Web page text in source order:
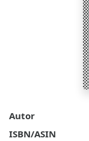
Autor
ISBN/ASIN